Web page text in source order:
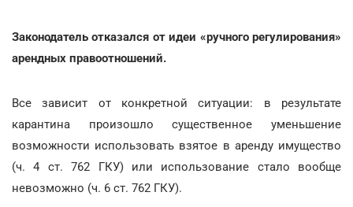
Законодатель отказался от идеи «ручного регулирования»
арендных правоотношений.
Все зависит от конкретной ситуации: в результате
карантина произошло существенное уменьшение
возможности использовать взятое в аренду имущество
(ч. 4 ст. 762 ГКУ) или использование стало вообще
невозможно (ч. 6 ст. 762 ГКУ).